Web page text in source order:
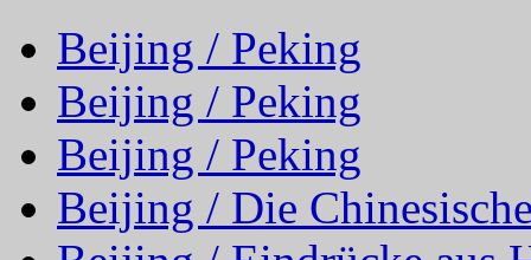
Beijing / Peking
Beijing / Peking
Beijing / Peking
Beijing / Die